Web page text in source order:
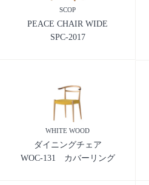
SCOP
PEACE CHAIR WIDE
SPC-2017
WHITE WOOD
ダイニングチェア
WOC-131 カバーリング